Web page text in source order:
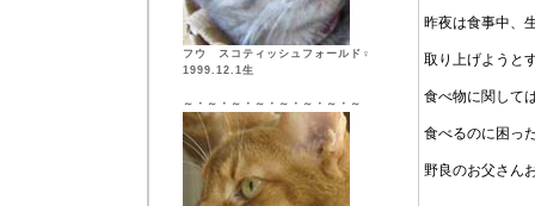
フウ スコティッシュフォールド♀
1999.12.1生
～・～・～・～・～・～・～・～
昨夜は食事中、
取り上げようと
食べ物に関して
食べるのに困っ
野良のお父さん